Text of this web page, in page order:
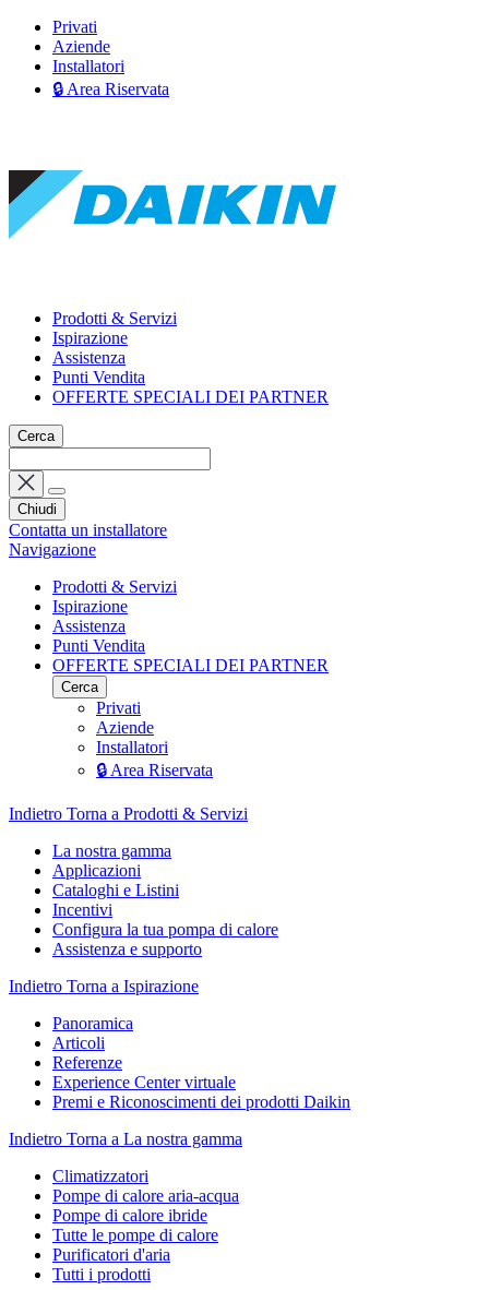
Privati
Aziende
Installatori
🔒 Area Riservata
Prodotti & Servizi
Ispirazione
Assistenza
Punti Vendita
OFFERTE SPECIALI DEI PARTNER
Cerca
Chiudi
Contatta un installatore
Navigazione
Prodotti & Servizi
Ispirazione
Assistenza
Punti Vendita
OFFERTE SPECIALI DEI PARTNER
Cerca
Privati
Aziende
Installatori
🔒 Area Riservata
Indietro Torna a Prodotti & Servizi
La nostra gamma
Applicazioni
Cataloghi e Listini
Incentivi
Configura la tua pompa di calore
Assistenza e supporto
Indietro Torna a Ispirazione
Panoramica
Articoli
Referenze
Experience Center virtuale
Premi e Riconoscimenti dei prodotti Daikin
Indietro Torna a La nostra gamma
Climatizzatori
Pompe di calore aria-acqua
Pompe di calore ibride
Tutte le pompe di calore
Purificatori d'aria
Tutti i prodotti